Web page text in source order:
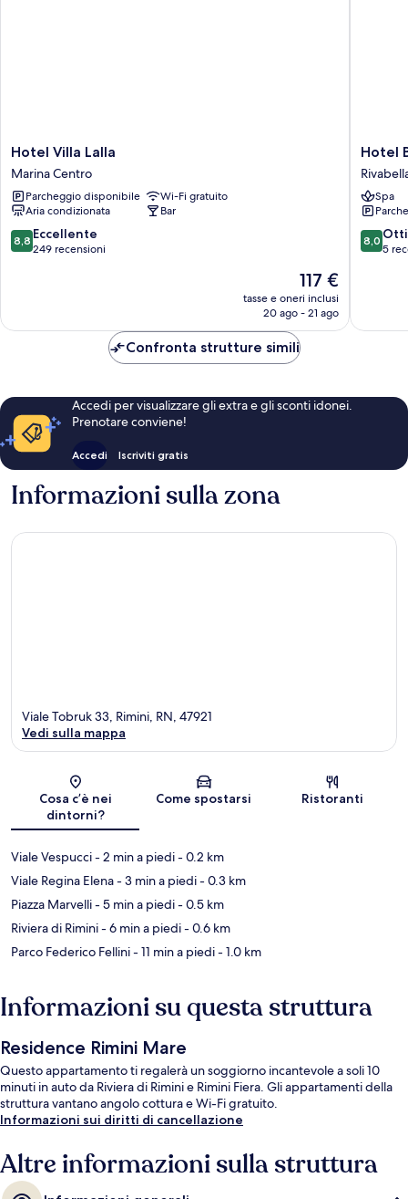
Hotel
Villa
Lalla
Marina
Centro
Hotel Villa Lalla
Marina Centro
Parcheggio disponibile
Wi-Fi gratuito
Aria condizionata
Bar
8.8
su
8,8 Eccellente
249 recensioni
Il
prezzo
attuale
117 €
117 €
tasse e oneri inclusi
20 ago - 21 ago
Hotel
Brezza
Hotel
Spa
8.0
su
8,0
5
Confronta strutture simili
Accedi per visualizzare gli extra e gli sconti idonei.
Prenotare conviene!
Accedi Iscriviti gratis
Informazioni sulla zona
Mappa
Viale Tobruk 33, Rimini, RN, 47921
Vedi sulla mappa
Cosa c’è nei
dintorni?
Come spostarsi Ristoranti
Viale Vespucci- 2 min a piedi- 0.2 km
Viale Regina Elena- 3 min a piedi- 0.3 km
Piazza Marvelli- 5 min a piedi- 0.5 km
Riviera di Rimini- 6 min a piedi- 0.6 km
Parco Federico Fellini- 11 min a piedi- 1.0 km
Informazioni su questa struttura
Residence Rimini Mare
Questo appartamento ti regalerà un soggiorno incantevole a soli 10
minuti in auto da Riviera di Rimini e Rimini Fiera. Gli appartamenti della
struttura vantano angolo cottura e Wi-Fi gratuito.
Informazioni sui diritti di cancellazione
Altre informazioni sulla struttura